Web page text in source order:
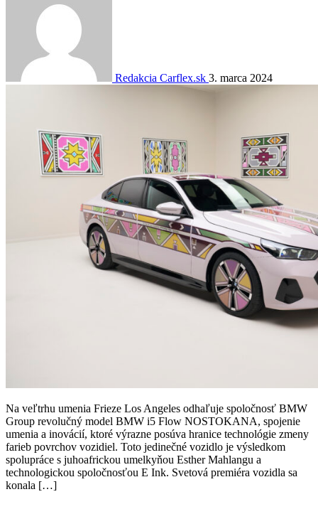
Redakcia Carflex.sk 3. marca 2024
Na veľtrhu umenia Frieze Los Angeles odhaľuje spoločnosť BMW
Group revolučný model BMW i5 Flow NOSTOKANA, spojenie
umenia a inovácií, ktoré výrazne posúva hranice technológie zmeny
farieb povrchov vozidiel. Toto jedinečné vozidlo je výsledkom
spolupráce s juhoafrickou umelkyňou Esther Mahlangu a
technologickou spoločnosťou E Ink. Svetová premiéra vozidla sa
konala […]